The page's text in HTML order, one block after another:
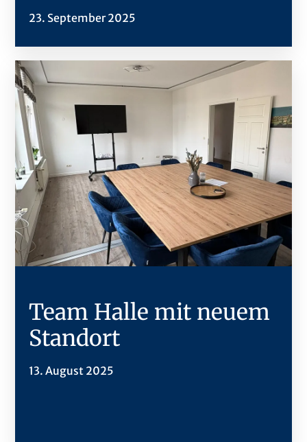
23. September 2025
Team Halle mit neuem
Standort
13. August 2025